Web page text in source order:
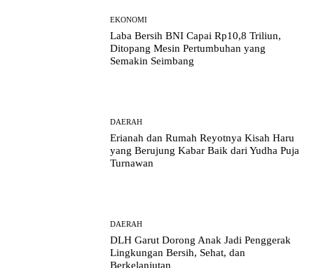
EKONOMI
Laba Bersih BNI Capai Rp10,8 Triliun,
Ditopang Mesin Pertumbuhan yang
Semakin Seimbang
DAERAH
Erianah dan Rumah Reyotnya Kisah Haru
yang Berujung Kabar Baik dari Yudha Puja
Turnawan
DAERAH
DLH Garut Dorong Anak Jadi Penggerak
Lingkungan Bersih, Sehat, dan
Berkelanjutan